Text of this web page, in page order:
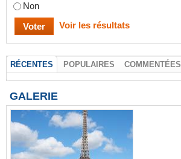
Non
Voir les résultats
RÉCENTES POPULAIRES COMMENTÉES
GALERIE